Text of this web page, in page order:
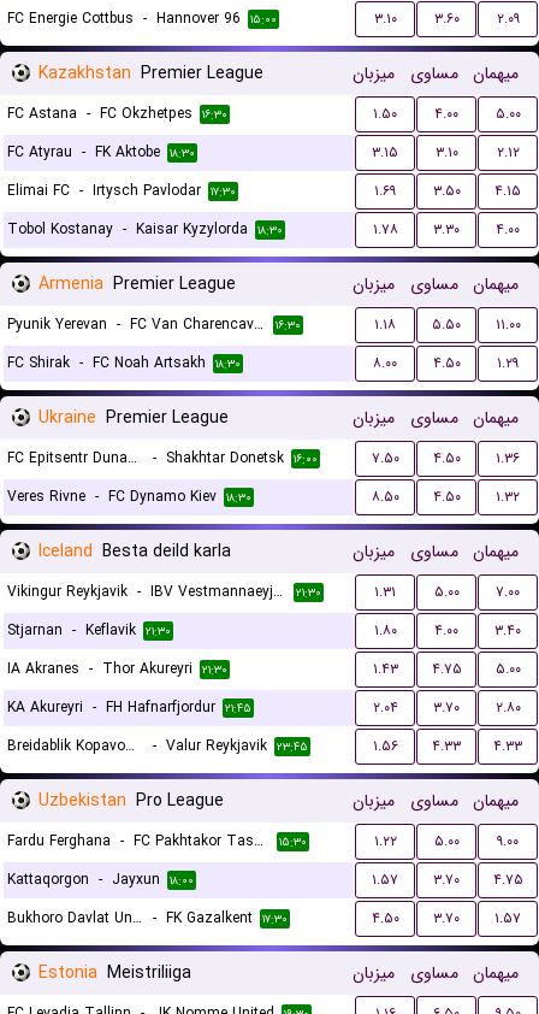
FC Energie Cottbus - Hannover 96 ۱۵:۰۰ ۳.۱۰ ۳.۶۰ ۲.۰۹
Kazakhstan Premier League میزبان مساوی میهمان
FC Astana - FC Okzhetpes ۱۶:۳۰ ۱.۵۰ ۴.۰۰
۵.۰۰
FC Atyrau - FK Aktobe ۱۸:۳۰ ۳.۱۵ ۳.۱۰
۲.۱۲
Elimai FC - Irtysch Pavlodar ۱۷:۳۰ ۱.۶۹ ۳.۵۰
۴.۱۵
Tobol Kostanay - Kaisar Kyzylorda ۱۸:۳۰ ۱.۷۸ ۳.۳۰ ۴.۰۰
Armenia Premier League میزبان مساوی میهمان
Pyunik Yerevan - FC Van Charencavan ۱۶:۳۰ ۱.۱۸ ۵.۵۰
۱۱.۰۰
FC Shirak - FC Noah Artsakh ۱۸:۳۰ ۸.۰۰ ۴.۵۰ ۱.۲۹
Ukraine Premier League میزبان مساوی میهمان
FC Epitsentr Dunayivtsi - Shakhtar Donetsk ۱۶:۰۰ ۷.۵۰ ۴.۵۰
۱.۳۶
Veres Rivne - FC Dynamo Kiev ۱۸:۳۰ ۸.۵۰ ۴.۵۰ ۱.۳۲
Iceland Besta deild karla میزبان مساوی میهمان
Vikingur Reykjavik - IBV Vestmannaeyjar ۲۱:۳۰ ۱.۳۱ ۵.۰۰
۷.۰۰
Stjarnan - Keflavik ۲۱:۳۰ ۱.۸۰ ۴.۰۰
۳.۴۰
IA Akranes - Thor Akureyri ۲۱:۳۰ ۱.۴۳ ۴.۷۵
۵.۰۰
KA Akureyri - FH Hafnarfjordur ۲۱:۴۵ ۲.۰۴ ۳.۷۰
۲.۸۰
Breidablik Kopavogur
- Valur Reykjavik ۲۳:۴۵ ۱.۵۶ ۴.۳۳ ۴.۳۳
Uzbekistan Pro League میزبان مساوی میهمان
Fardu Ferghana - FC Pakhtakor Tashkent II ۱۵:۳۰ ۱.۲۲ ۵.۰۰
۹.۰۰
Kattaqorgon - Jayxun ۱۸:۰۰ ۱.۵۷ ۳.۷۰
۴.۷۵
Bukhoro Davlat Universiteti - FK Gazalkent ۱۷:۳۰ ۴.۵۰ ۳.۷۰ ۱.۵۷
Estonia Meistriliiga میزبان مساوی میهمان